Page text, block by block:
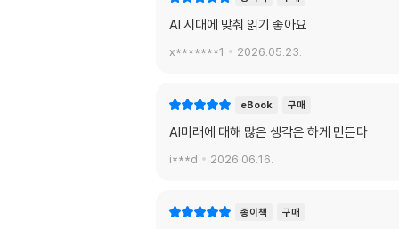
AI 시대에 맞춰 읽기 좋아요
x*******1 2026.05.23.
eBook 구매
AI미래에 대해 많은 생각은 하게 만든다
i***d 2026.06.16.
종이책 구매